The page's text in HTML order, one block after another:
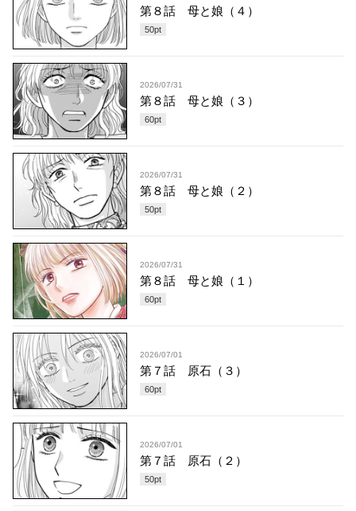
第８話 母と娘（４）
50pt
2026/07/31
第８話 母と娘（３）
60pt
2026/07/31
第８話 母と娘（２）
50pt
2026/07/31
第８話 母と娘（１）
60pt
2026/07/01
第７話 原石（３）
60pt
2026/07/01
第７話 原石（２）
50pt